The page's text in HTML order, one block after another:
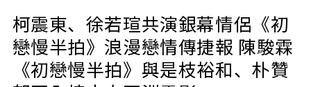
柯震東、徐若瑄共演銀幕情侶《初
戀慢半拍》浪漫戀情傳捷報 陳駿霖
《初戀慢半拍》與是枝裕和、朴贊